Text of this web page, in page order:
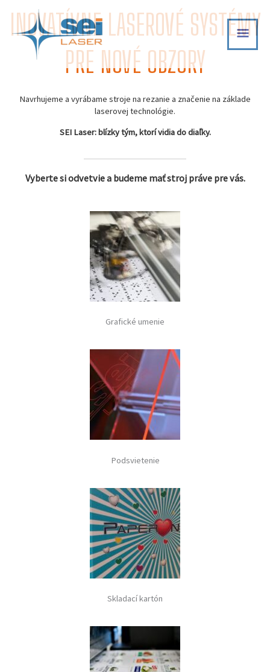
content
INOVATÍVNE LASEROVÉ SYSTÉMY
PRE NOVÉ OBZORY
Navrhujeme a vyrábame stroje na rezanie a značenie na základe
laserovej technológie.
SEI Laser: blízky tým, ktorí vidia do diaľky.
Vyberte si odvetvie a budeme mať stroj práve pre vás.
Grafické umenie
Podsvietenie
Skladací kartón